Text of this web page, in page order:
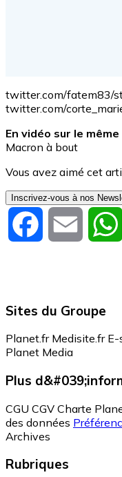
twitter.com/fatem83/
twitter.com/
En vidéo sur le
Macron à bout
Vous avez aimé cet
Inscrivez-vous à nos
Facebook Email
Sites du Groupe
Planet.fr Medisite.fr
Planet Media
Plus
CGU CGV Charte
des données
Archives
Rubriques